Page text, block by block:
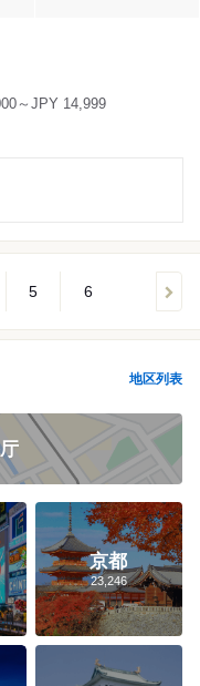
～JPY 14,999
5 6
地区列表
京都
23,246